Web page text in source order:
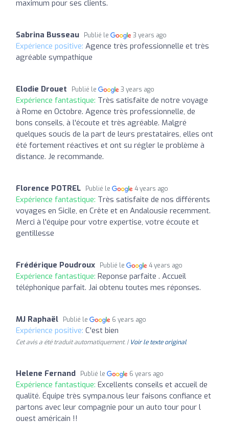
maximum pour ses clients.
Sabrina Busseau Publié le 3 years ago
Expérience positive: Agence très professionnelle et très
agréable sympathique
Elodie Drouet Publié le 3 years ago
Expérience fantastique: Très satisfaite de notre voyage
à Rome en Octobre. Agence très professionnelle, de
bons conseils, à l'écoute et très agréable. Malgré
quelques soucis de la part de leurs prestataires, elles ont
été fortement réactives et ont su régler le problème à
distance. Je recommande.
Florence POTREL Publié le 4 years ago
Expérience fantastique: Très satisfaite de nos différents
voyages en Sicile, en Crête et en Andalousie recemment.
Merci à l'équipe pour votre expertise, votre écoute et
gentillesse
Frédérique Poudroux Publié le 4 years ago
Expérience fantastique: Reponse parfaite . Accueil
téléphonique parfait. Jai obtenu toutes mes réponses.
MJ Raphaël Publié le 6 years ago
Expérience positive: C'est bien
Cet avis a été traduit automatiquement. | Voir le texte original
Helene Fernand Publié le 6 years ago
Expérience fantastique: Excellents conseils et accueil de
qualité. Équipe très sympa.nous leur faisons confiance et
partons avec leur compagnie pour un auto tour pour l
ouest américain !!